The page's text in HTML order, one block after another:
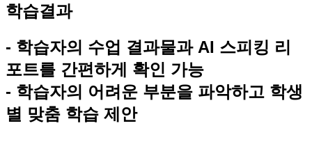
학습결과
- 학습자의 수업 결과물과 AI 스피킹 리
포트를 간편하게 확인 가능
- 학습자의 어려운 부분을 파악하고 학생
별 맞춤 학습 제안